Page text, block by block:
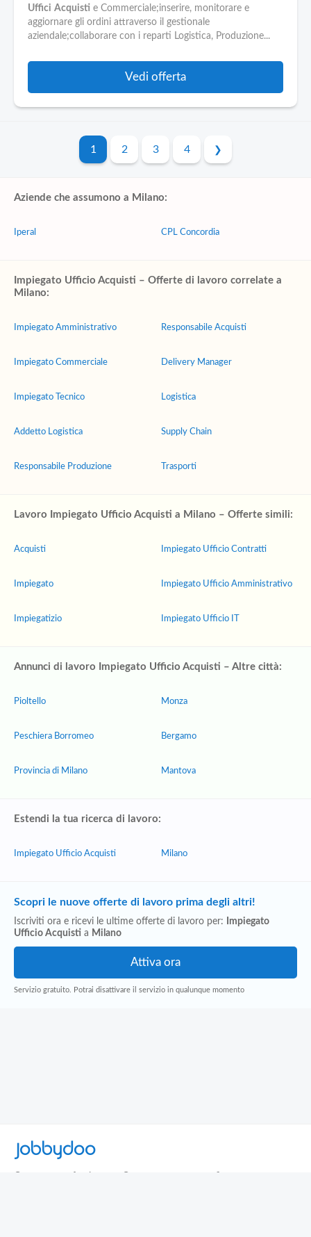
Uffici Acquisti e Commerciale;inserire, monitorare e
aggiornare gli ordini attraverso il gestionale
aziendale;collaborare con i reparti Logistica, Produzione...
Vedi offerta
1 2 3 4
Aziende che assumono a Milano:
Iperal CPL Concordia
Impiegato Ufficio Acquisti – Offerte di lavoro correlate a
Milano:
Impiegato Amministrativo
Impiegato Commerciale
Impiegato Tecnico
Addetto Logistica
Responsabile Produzione
Responsabile Acquisti
Delivery Manager
Logistica
Supply Chain
Trasporti
Lavoro Impiegato Ufficio Acquisti a Milano – Offerte simili:
Acquisti
Impiegato
Impiegatizio
Impiegato Ufficio Contratti
Impiegato Ufficio Amministrativo
Impiegato Ufficio IT
Annunci di lavoro Impiegato Ufficio Acquisti – Altre città:
Pioltello
Peschiera Borromeo
Provincia di Milano
Monza
Bergamo
Mantova
Estendi la tua ricerca di lavoro:
Impiegato Ufficio Acquisti Milano
Scopri le nuove offerte di lavoro prima degli altri!
Iscriviti ora e ricevi le ultime offerte di lavoro per:
Impiegato
Ufficio Acquisti a Milano
Servizio gratuito. Potrai disattivare il servizio in qualunque momento
Jobbydoo